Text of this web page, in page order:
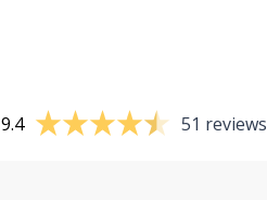
9.4 51 reviews